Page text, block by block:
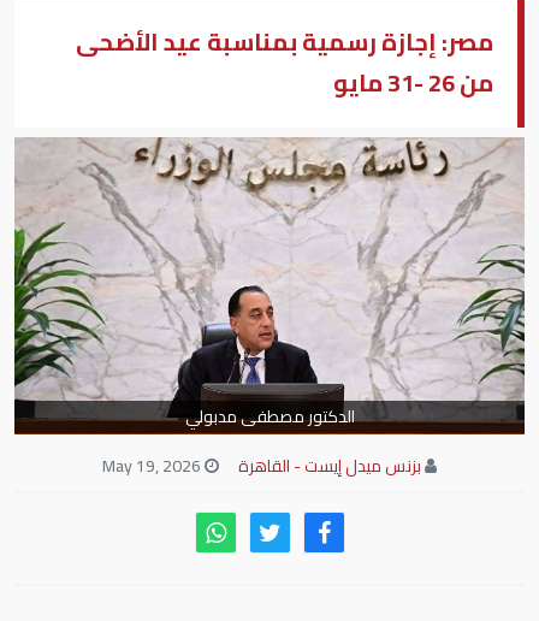
مصر: إجازة رسمية بمناسبة عيد الأضحى
من 26 -31 مايو
الدكتور مصطفى مدبولي
بزنس ميدل إيست - القاهرة